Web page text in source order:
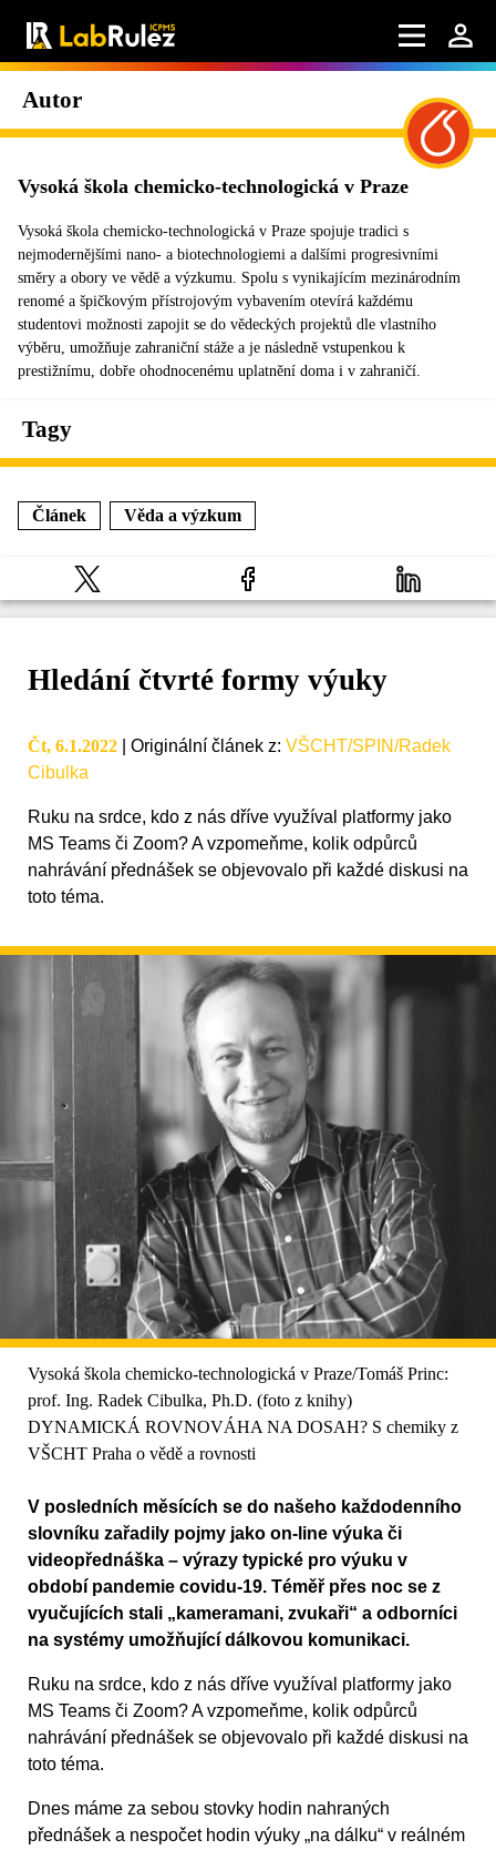
Autor
Vysoká škola chemicko-technologická v Praze
Vysoká škola chemicko-technologická v Praze spojuje tradici s
nejmodernějšími nano- a biotechnologiemi a dalšími progresivními
směry a obory ve vědě a výzkumu. Spolu s vynikajícím mezinárodním
renomé a špičkovým přístrojovým vybavením otevírá každému
studentovi možnosti zapojit se do vědeckých projektů dle vlastního
výběru, umožňuje zahraniční stáže a je následně vstupenkou k
prestižnímu, dobře ohodnocenému uplatnění doma i v zahraničí.
Tagy
Článek Věda a výzkum
Hledání čtvrté formy výuky
Čt, 6.1.2022 Originální článek z: VŠCHT/SPIN/Radek
Cibulka
Ruku na srdce, kdo z nás dříve využíval platformy jako
MS Teams či Zoom? A vzpomeňme, kolik odpůrců
nahrávání přednášek se objevovalo při každé diskusi na
toto téma.
Vysoká škola chemicko-technologická v Praze/Tomáš Princ:
prof. Ing. Radek Cibulka, Ph.D. (foto z knihy)
DYNAMICKÁ ROVNOVÁHA NA DOSAH? S chemiky z
VŠCHT Praha o vědě a rovnosti
V posledních měsících se do našeho každodenního
slovníku zařadily pojmy jako on-line výuka či
videopřednáška – výrazy typické pro výuku v
období pandemie covidu-19. Téměř přes noc se z
vyučujících stali „kameramani, zvukaři“ a odborníci
na systémy umožňující dálkovou komunikaci.
Ruku na srdce, kdo z nás dříve využíval platformy jako
MS Teams či Zoom? A vzpomeňme, kolik odpůrců
nahrávání přednášek se objevovalo při každé diskusi na
toto téma.
Dnes máme za sebou stovky hodin nahraných
přednášek a nespočet hodin výuky „na dálku“ v reálném